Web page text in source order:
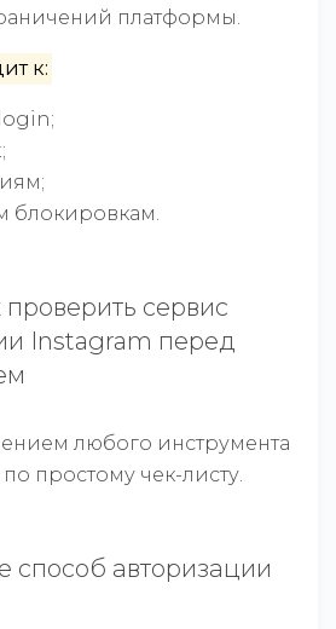
платформы.
к:
блокировкам.
сервис
Instagram перед
любого инструмента
простому чек-листу.
способ авторизации